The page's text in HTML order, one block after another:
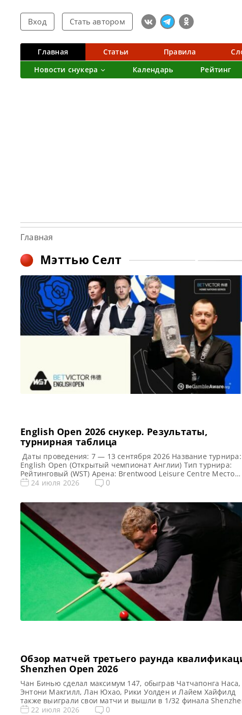
Вход Стать автором
Главная Статьи Правила
Новости снукера
Календарь Рейтинг
Главная
Мэттью Селт
English Open 2026 cнукер. Результаты,
турнирная таблица
Даты проведения: 7 — 13 сентября 2026 Название турнира:
English Open (Открытый чемпионат Англии) Тип турнира:
Рейтинговый (WST) Арена: Brentwood Leisure Centre Место
проведения (населенный пункт, город, страна): Брентвуд,
Турнирная таблица English Open 2026: Открытый чемпионат
Англии 2026 — турнирная […]
24 июля 2026 0
Обзор матчей третьего раунда
Shenzhen Open 2026
Чан Бинью сделал максимум 147, обыграв Чатчапонга Наса,
Энтони Макгилл, Лан Юхао, Рики Уолден и Лайем Хайфилд
также выиграли свои матчи и вышли в 1/32 финала
Open 2026, сообщает WST Во вторник в Лестере в третьем
22 июля 2026 0